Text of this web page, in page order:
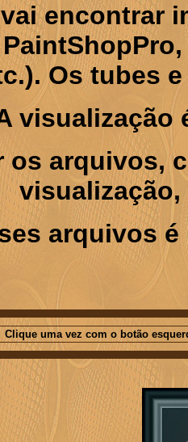
encontrar
Os tubes
visualização
os arquivos,
arquivos
Clique uma vez com o botão